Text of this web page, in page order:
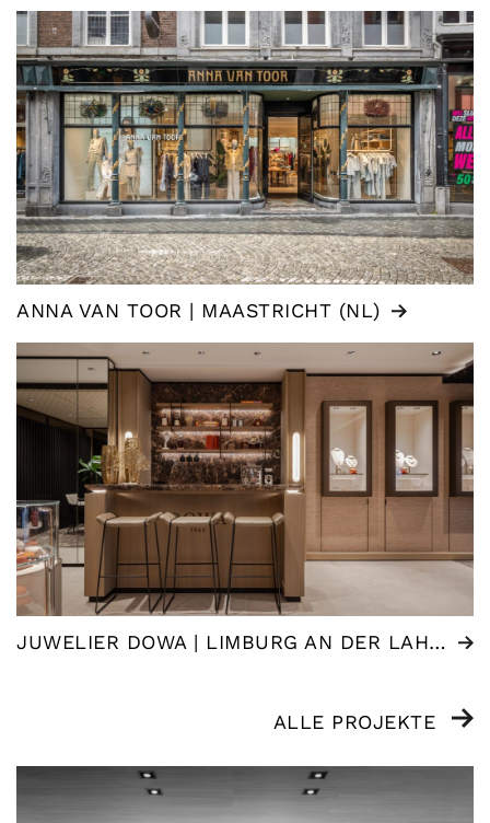
ANNA VAN TOOR | MAASTRICHT (NL)
JUWELIER DOWA | LIMBURG AN DER LAHN (DE)
ALLE PROJEKTE